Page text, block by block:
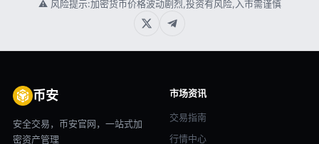
⚠ 风险提示:加密货币价格波动剧烈,投资有风险,入市需谨慎
币安
安全交易，币安官网，一站式加
密资产管理
市场资讯
交易指南
行情中心